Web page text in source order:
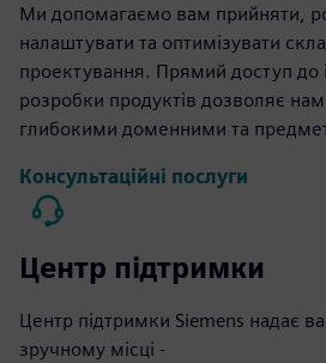
Ми допомагаємо вам прийняти,
налаштувати та оптимізувати
проектування. Прямий доступ до
розробки продуктів дозволяє
глибокими доменними та
Консультаційні послуги
Центр підтримки
Центр підтримки Siemens надає
зручному місці -